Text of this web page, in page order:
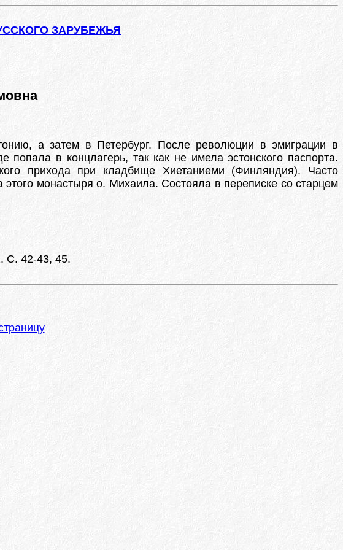
ЗАРУБЕЖЬЯ
а затем в Петербург. После революции в эмиграции в
в концлагерь, так как не имела эстонского паспорта.
прихода при кладбище Хиетаниеми (Финляндия). Часто
монастыря о. Михаила. Состояла в переписке со старцем
С. 42-43, 45.